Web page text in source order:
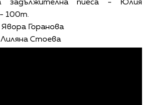
задължителна пиеса - Юлия
100т.
Горанова
Стоева